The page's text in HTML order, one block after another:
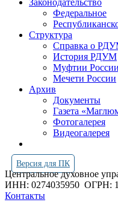
Законодательство
Федеральное
Структура
Справка о
История РДУМ
Муфтии России
Мечети России
Архив
Документы
Газета
Фотогалерея
Видеогалерея
Версия для ПК
Центральное духовное
ИНН: 0274035950 ОГРН:
Контакты